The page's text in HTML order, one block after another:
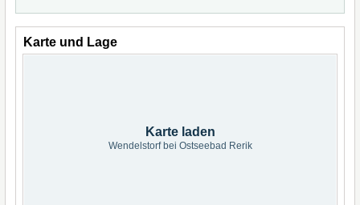
Karte und Lage
Karte laden
Wendelstorf bei Ostseebad Rerik